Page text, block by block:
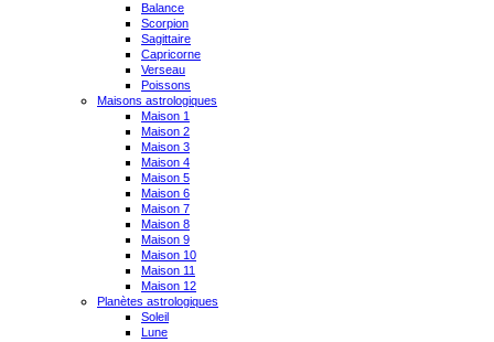
Balance
Scorpion
Sagittaire
Capricorne
Verseau
Poissons
Maisons astrologiques
Maison 1
Maison 2
Maison 3
Maison 4
Maison 5
Maison 6
Maison 7
Maison 8
Maison 9
Maison 10
Maison 11
Maison 12
Planètes astrologiques
Soleil
Lune